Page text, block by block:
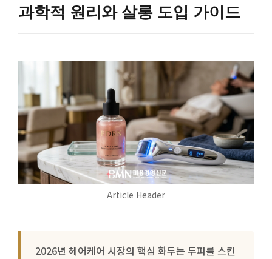
과학적 원리와 살롱 도입 가이드
Article Header
2026년 헤어케어 시장의 핵심 화두는 두피를 스킨